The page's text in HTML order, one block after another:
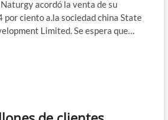
acordó la venta de su
ciento a.la sociedad china State
Limited. Se espera que…